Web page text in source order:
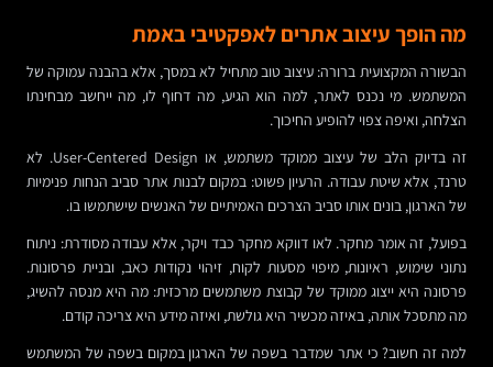
מה הופך עיצוב אתרים לאפקטיבי באמת
הבשורה המקצועית ברורה: עיצוב טוב מתחיל לא במסך, אלא בהבנה עמוקה של
המשתמש. מי נכנס לאתר, למה הוא הגיע, מה דחוף לו, מה ייחשב מבחינתו
הצלחה, ואיפה צפוי להופיע החיכוך.
זה בדיוק הלב של עיצוב ממוקד משתמש, או User-Centered Design. לא
טרנד, אלא שיטת עבודה. הרעיון פשוט: במקום לבנות אתר סביב הנחות פנימיות
של הארגון, בונים אותו סביב הצרכים האמיתיים של האנשים שישתמשו בו.
בפועל, זה אומר מחקר. לאו דווקא מחקר כבד ויקר, אלא עבודה מסודרת: ניתוח
נתוני שימוש, ראיונות, מיפוי מסעות לקוח, זיהוי נקודות כאב, ובניית פרסונות.
פרסונה היא ייצוג ממוקד של קבוצת משתמשים מרכזית: מה היא מנסה להשיג,
מה מתסכל אותה, באיזה מכשיר היא גולשת, ואיזה מידע היא צריכה קודם.
למה זה חשוב? כי אתר שמדבר בשפה של הארגון במקום בשפה של המשתמש